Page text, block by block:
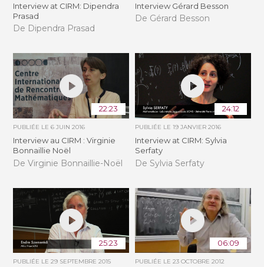
Interview at CIRM: Dipendra
Prasad
De Dipendra Prasad
Interview Gérard Besson
De Gérard Besson
22:23
PUBLIÉE LE6 JUIN 2016
Interview au CIRM : Virginie
Bonnaillie Noël
De Virginie Bonnaillie-Noël
24:12
PUBLIÉE LE 19 JANVIER 2016
Interview at CIRM: Sylvia
Serfaty
De Sylvia Serfaty
25:23
PUBLIÉE LE29 SEPTEMBRE 2015
06:09
PUBLIÉE LE 23 OCTOBRE 2012